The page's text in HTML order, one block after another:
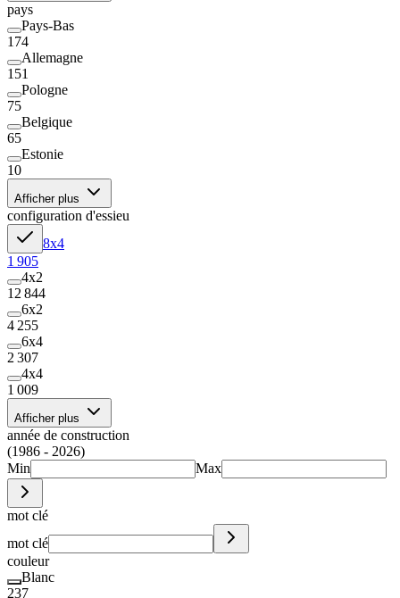
pays
Pays-Bas
174
Allemagne
151
Pologne
75
Belgique
65
Estonie
10
Afficher plus
configuration d'essieu
8x4
1 905
4x2
12 844
6x2
4 255
6x4
2 307
4x4
1 009
Afficher plus
année de construction
(1986 - 2026)
Min
Max
mot clé
mot clé
couleur
Blanc
237